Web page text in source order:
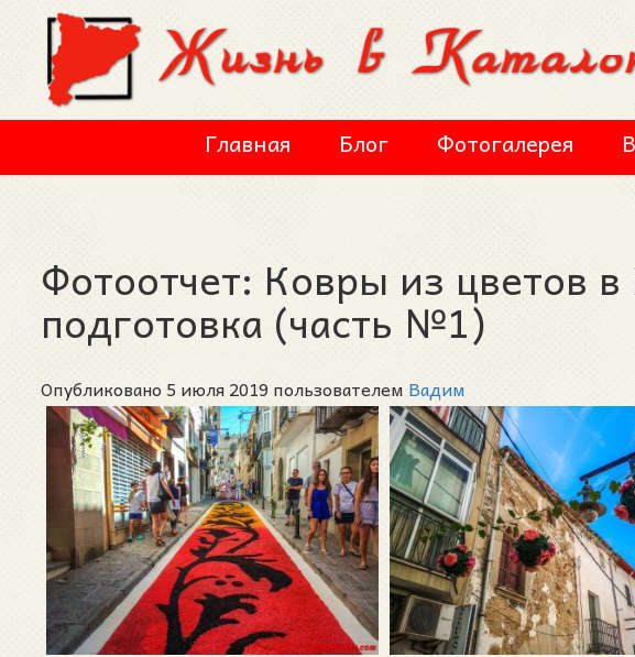
Перейти к основному содержанию
Главная Блог Фотогалерея
Фотоотчет: Ковры из цветов
подготовка (часть №1)
Опубликовано 5 июля 2019 пользователем Вадим